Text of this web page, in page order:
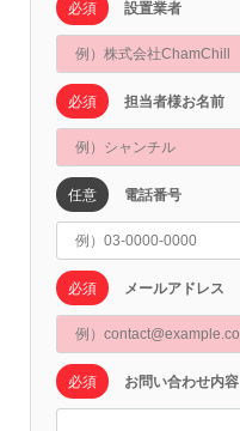
必須 設置業者
必須 担当者様お名前
任意 電話番号
必須 メールアドレス
必須 お問い合わせ内容